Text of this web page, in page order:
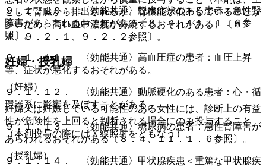
として腎臓から排出されるが、腎機能が低下していることが
多いため、高い血中濃度が持続するおそれがある）〔８．
４、９．２．１、９．２．２参照〕。
妊婦・授乳婦
（妊婦）
妊婦又は妊娠している可能性のある女性には、診断上の有益
性が危険性を上回ると判断される場合にのみ投与すること
（本剤投与の際にはＸ線照射をともなう）。
（授乳婦）
９．１．１０． 〈効能共通〉脱水症状のある患者：急性腎
障害があらわれるおそれがある〔８．４、１１．１．６参
照〕。
９．１．１１． 〈効能共通〉高血圧症の患者：血圧上昇
等、症状が悪化するおそれがある。
９．１．１２． 〈効能共通〉動脈硬化のある患者：心・循
環器系に影響を及ぼすことがある。
９．１．１３． 〈効能共通〉糖尿病の患者：急性腎障害が
あらわれるおそれがある〔８．４、１１．１．６参照〕。
９．１．１４． 〈効能共通〉甲状腺疾患＜重篤な甲状腺疾